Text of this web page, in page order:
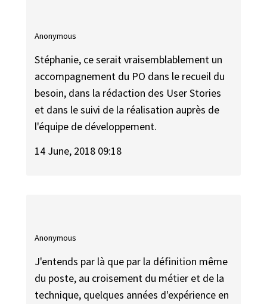
Anonymous
Stéphanie, ce serait vraisemblablement un
accompagnement du PO dans le recueil du
besoin, dans la rédaction des User Stories
et dans le suivi de la réalisation auprès de
l'équipe de développement.
14 June, 2018 09:18
Anonymous
J'entends par là que par la définition même
du poste, au croisement du métier et de la
technique, quelques années d'expérience en